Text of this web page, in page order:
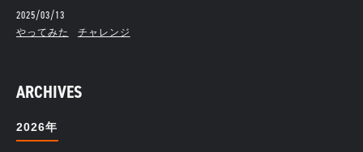
2025/03/13
やってみた チャレンジ
ARCHIVES
2026年